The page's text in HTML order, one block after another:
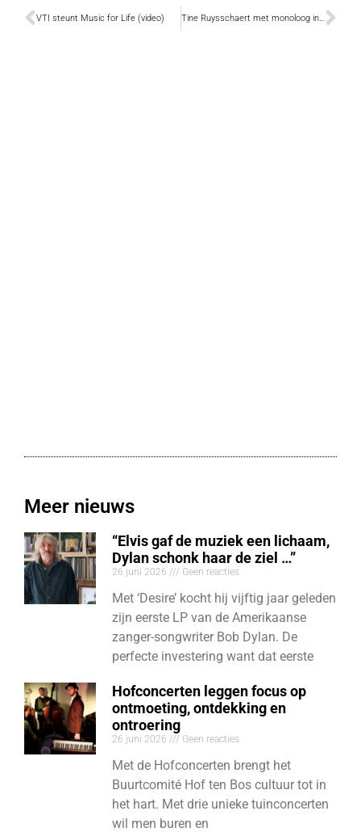
VTI steunt Music for Life (video) Tine Ruysschaert met monoloog in Belgica
Meer nieuws
“Elvis gaf de muziek een lichaam,
Dylan schonk haar de ziel …”
26 juni 2026 Geen reacties
Met ‘Desire’ kocht hij vijftig jaar geleden
zijn eerste LP van de Amerikaanse
zanger-songwriter Bob Dylan. De
perfecte investering want dat eerste
Hofconcerten leggen focus op
ontmoeting, ontdekking en
ontroering
26 juni 2026 Geen reacties
Met de Hofconcerten brengt het
Buurtcomité Hof ten Bos cultuur tot in
het hart. Met drie unieke tuinconcerten
wil men buren en